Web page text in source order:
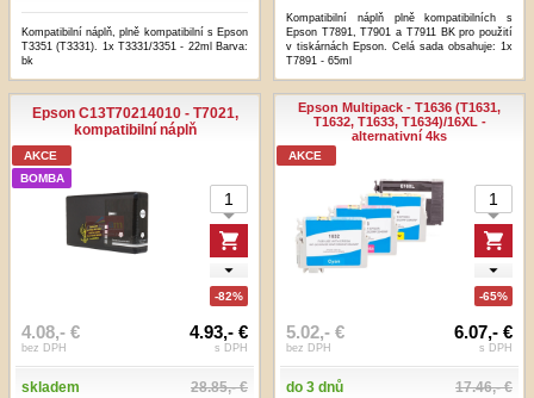
Kompatibilní náplň, plně kompatibilní s Epson
T3351 (T3331). 1x T3331/3351 - 22ml Barva:
bk
Kompatibilní náplň plně kompatibilních s
Epson T7891, T7901 a T7911 BK pro použití
v tiskárnách Epson. Celá sada obsahuje: 1x
T7891 - 65ml
Epson C13T70214010 - T7021,
kompatibilní náplň
AKCE
BOMBA
-82%
4.08,- €
bez DPH
4.93,- €
s DPH
skladem 28.85,- €
Epson Multipack - T1636 (T1631,
T1632, T1633, T1634)/16XL -
alternativní 4ks
AKCE
-65%
5.02,- €
bez DPH
6.07,- €
s DPH
do 3 dnů 17.46,- €